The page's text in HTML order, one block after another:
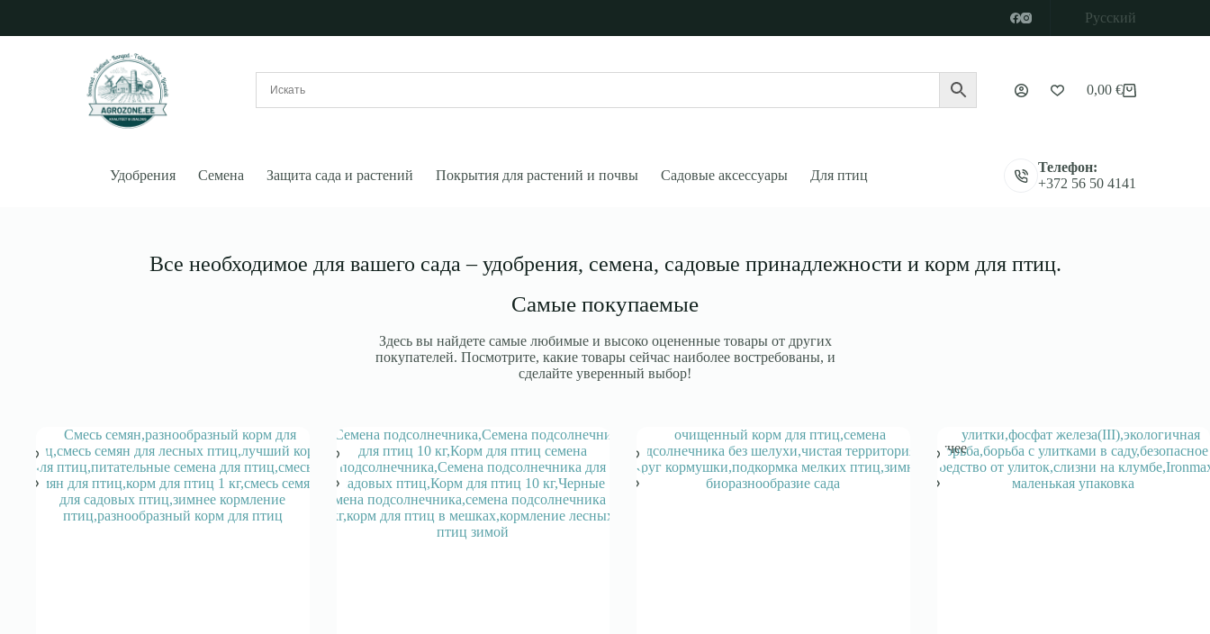
сути
Русский
Корзина
0,00 €
Удобрения Семена Защита сада и растений Покрытия для растений и почвы Садовые аксессуары Для птиц
Телефон:
+372 56 50 4141
Все необходимое для вашего сада – удобрения, семена, садовые принадлежности и корм для птиц.
Самые покупаемые
Здесь вы найдете самые любимые и высоко оцененные товары от других
покупателей. Посмотрите, какие товары сейчас наиболее востребованы, и
сделайте уверенный выбор!
Горячее